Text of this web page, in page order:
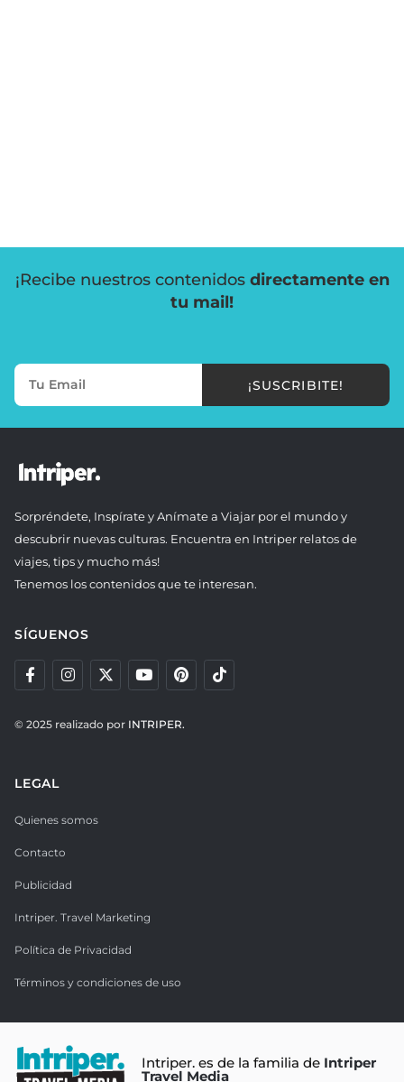
¡Recibe nuestros contenidos directamente en
tu mail!
¡SUSCRIBITE!
Sorpréndete, Inspírate y Anímate a Viajar por el mundo y
descubrir nuevas culturas. Encuentra en Intriper relatos de
viajes, tips y mucho más!
Tenemos los contenidos que te interesan.
SÍGUENOS
© 2025 realizado por INTRIPER.
LEGAL
Quienes somos
Contacto
Publicidad
Intriper. Travel Marketing
Política de Privacidad
Términos y condiciones de uso
Intriper. es de la familia de Intriper
Travel Media